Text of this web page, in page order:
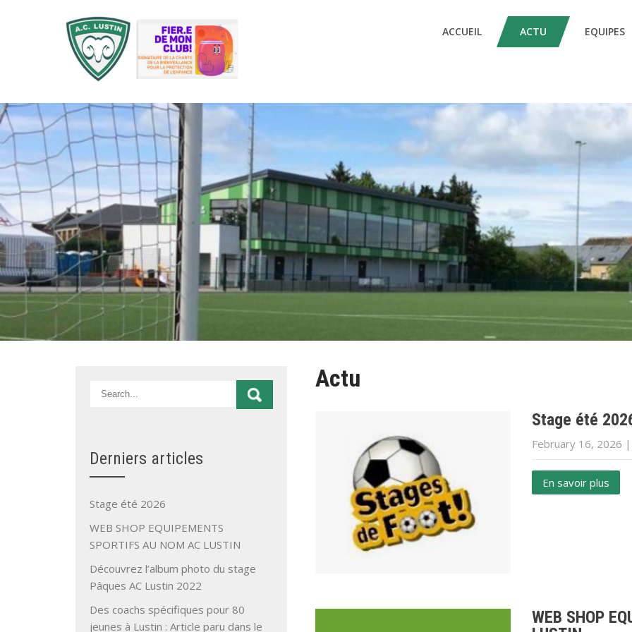
ACCUEIL ACTU EQUIPES
Actu
Stage été
February 16, 2026
En savoir plus
WEB SHOP
Derniers articles
Stage été 2026
WEB SHOP EQUIPEMENTS
SPORTIFS AU NOM AC LUSTIN
Découvrez l’album photo du stage
Pâques AC Lustin 2022
Des coachs spécifiques pour 80
jeunes à Lustin : Article paru dans le